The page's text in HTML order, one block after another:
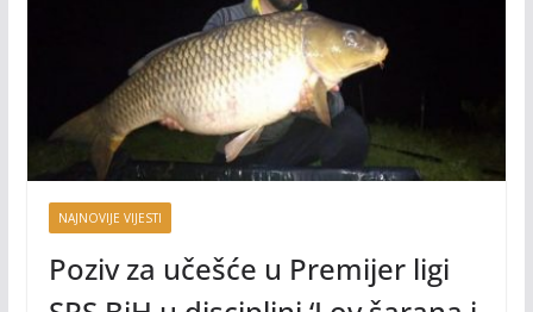
NAJNOVIJE VIJESTI
Poziv za učešće u Premijer ligi